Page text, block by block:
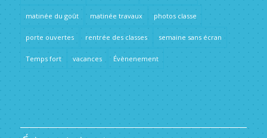
matinée du goût matinée travaux photos classe
porte ouvertes rentrée des classes semaine sans écran
Temps fort vacances Évènenement